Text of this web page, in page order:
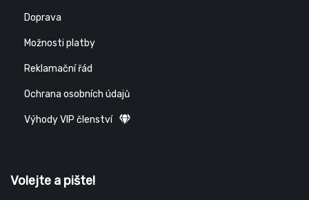
Doprava
Možnosti platby
Reklamační řád
Ochrana osobních údajů
Výhody VIP členství
Volejte a pište!